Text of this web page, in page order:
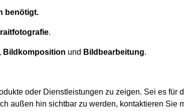
benötigt.
.
, Bildkomposition und Bildbearbeitung.
oder Dienstleistungen zu zeigen. Sei es für
außen hin sichtbar zu werden, kontaktieren Sie